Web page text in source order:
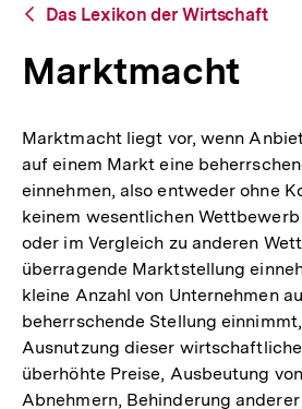
Zurück
Übersicht
Das Lexikon der Wirtschaft
Marktmacht
Marktmacht liegt vor, wenn
auf einem Markt eine
einnehmen, also entweder ohne
keinem wesentlichen
oder im Vergleich zu anderen
überragende Marktstellung
kleine Anzahl von Unternehmen
beherrschende Stellung
Ausnutzung dieser
überhöhte Preise, Ausbeutung
Abnehmern, Behinderung